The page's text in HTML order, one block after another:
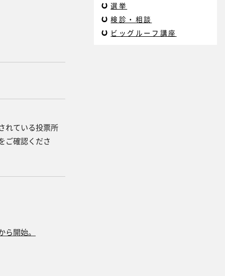
れている投票所
ご確認くださ
開始。
選挙
検診・相談
ビッグルーフ講座